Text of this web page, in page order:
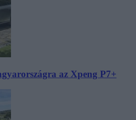
az Xpeng P7+